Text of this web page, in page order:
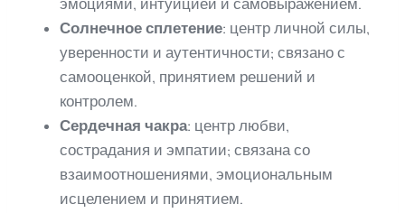
эмоциями, интуицией и самовыражением.
Солнечное сплетение: центр личной силы,
уверенности и аутентичности; связано с
самооценкой, принятием решений и
контролем.
Сердечная чакра: центр любви,
сострадания и эмпатии; связана со
взаимоотношениями, эмоциональным
исцелением и принятием.